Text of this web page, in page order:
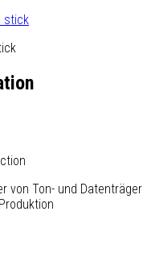
von Ton- und Datenträger